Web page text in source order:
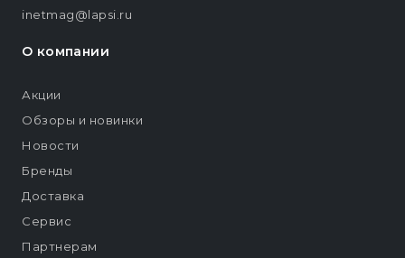
inetmag@lapsi.ru
О компании
Акции
Обзоры и новинки
Новости
Бренды
Доставка
Сервис
Партнерам